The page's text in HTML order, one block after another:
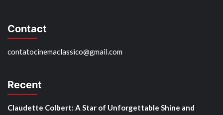
Contact
contatocinemaclassico@gmail.com
Recent
Claudette Colbert: A Star of Unforgettable Shine and